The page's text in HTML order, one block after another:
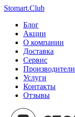
Stomart.Club
Блог
Акции
О компании
Доставка
Сервис
Производители
Услуги
Контакты
Отзывы